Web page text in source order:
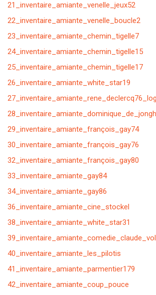
21_inventaire_amiante_venelle_jeux52
22_inventaire_amiante_venelle_boucle2
23_inventaire_amiante_chemin_tigelle7
24_inventaire_amiante_chemin_tigelle15
25_inventaire_amiante_chemin_tigelle17
26_inventaire_amiante_white_star19
29_inventaire_amiante_françois_gay74
30_inventaire_amiante_françois_gay76
32_inventaire_amiante_françois_gay80
33_inventaire_amiante_gay84
34_inventaire_amiante_gay86
36_inventaire_amiante_cine_stockel
38_inventaire_amiante_white_star31
40_inventaire_amiante_les_pilotis
41_inventaire_amiante_parmentier179
42_inventaire_amiante_coup_pouce